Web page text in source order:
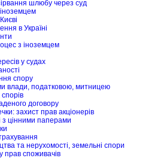
шлюбу через суд
в Україні
з іноземцем
у судах
спору
влади, податковою, митницею
договору
захист прав акціонерів
з цінними паперами
та нерухомості, земельні спори
прав споживачів